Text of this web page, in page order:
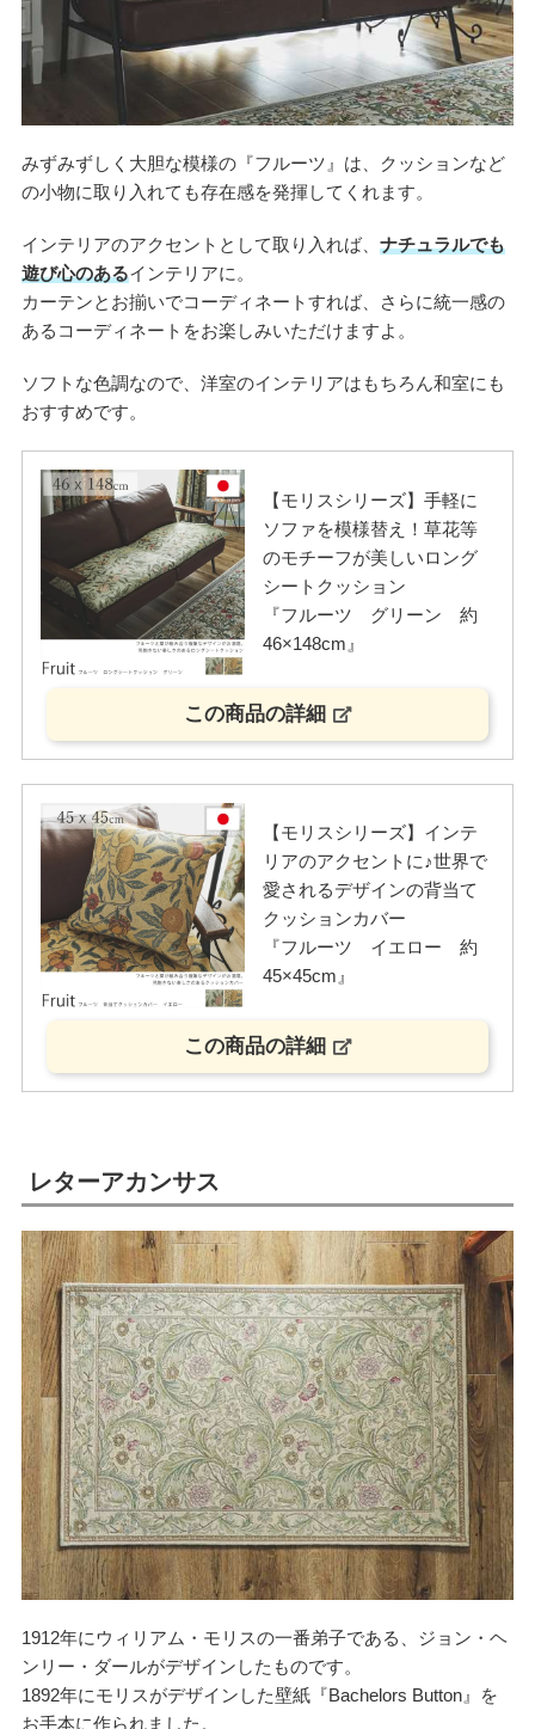
みずみずしく大胆な模様の『フルーツ』は、クッションなど
の小物に取り入れても存在感を発揮してくれます。
インテリアのアクセントとして取り入れば、 ナチュラルでも
遊び心のあるインテリアに。
カーテンとお揃いでコーディネートすれば、さらに統一感の
あるコーディネートをお楽しみいただけますよ。
ソフトな色調なので、洋室のインテリアはもちろん和室にも
おすすめです。
【モリスシリーズ】手軽に
ソファを模様替え！草花等
のモチーフが美しいロング
シートクッション
『フルーツ グリーン 約
46×148cm』
この商品の詳細
【モリスシリーズ】インテ
リアのアクセントに♪世界で
愛されるデザインの背当て
クッションカバー
『フルーツ イエロー 約
45×45cm』
この商品の詳細
レターアカンサス
1912年にウィリアム・モリスの一番弟子である、ジョン・ヘ
ンリー・ダールがデザインしたものです。
1892年にモリスがデザインした壁紙『Bachelors Button』を
お手本に作られました。